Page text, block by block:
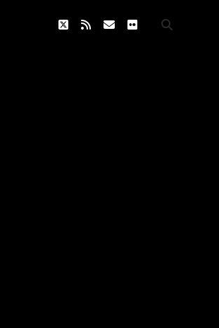
twitterrss emailflickr